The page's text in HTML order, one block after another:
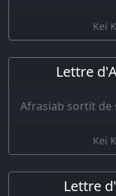
Keï
Lettre
Keï
Lettre